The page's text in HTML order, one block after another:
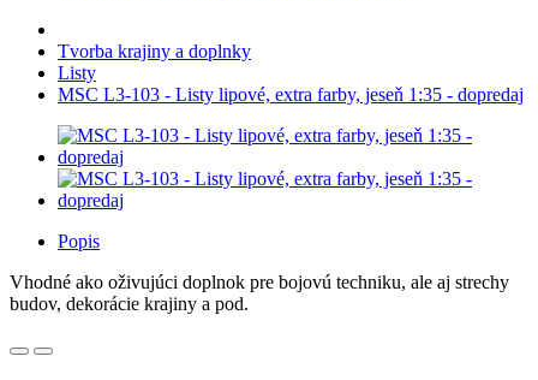
Tvorba krajiny a doplnky
Listy
MSC L3-103 - Listy lipové, extra farby, jeseň 1:35 - dopredaj
Popis
Vhodné ako oživujúci doplnok pre bojovú techniku, ale aj strechy
budov, dekorácie krajiny a pod.